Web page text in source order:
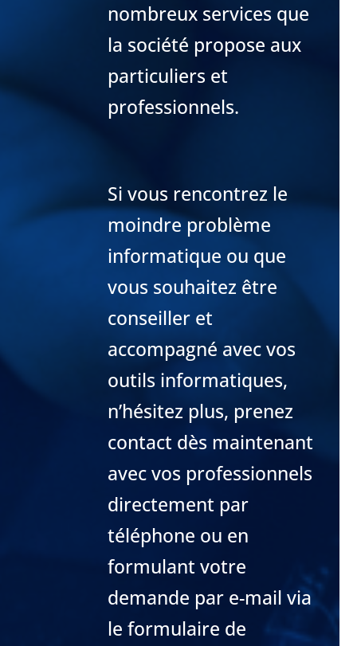
nombreux services que
la société propose aux
particuliers et
professionnels.
Si vous rencontrez le
moindre problème
informatique ou que
vous souhaitez être
conseiller et
accompagné avec vos
outils informatiques,
n’hésitez plus, prenez
contact dès maintenant
avec vos professionnels
directement par
téléphone ou en
formulant votre
demande par e-mail via
le formulaire de